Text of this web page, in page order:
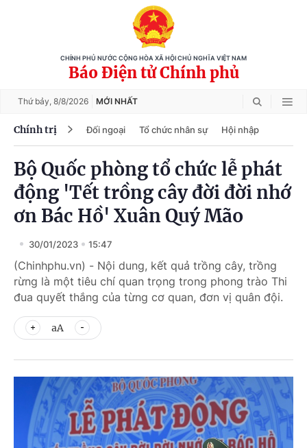
CHÍNH PHỦ NƯỚC CỘNG HÒA XÃ HỘI CHỦ NGHĨA VIỆT NAM
Báo Điện tử Chính phủ
Thứ bảy, 8/8/2026 MỚI NHẤT
Chính trị Đối ngoại Tổ chức nhân sự Hội nhập
Bộ Quốc phòng tổ chức lễ phát
động 'Tết trồng cây đời đời nhớ
ơn Bác Hồ' Xuân Quý Mão
30/01/2023 15:47
(Chinhphu.vn) - Nội dung, kết quả trồng cây, trồng
rừng là một tiêu chí quan trọng trong phong trào Thi
đua quyết thắng của từng cơ quan, đơn vị quân đội.
aA